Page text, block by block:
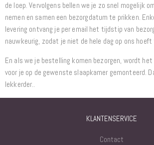
de loep. Vervolgens bellen we je zo snel mogelijk
nemen en samen een bezorgdatum te prikken.
levering ontvang je per email het tijdstip van
nauwkeurig, zodat je niet de hele dag op ons
En als we je bestelling komen bezorgen, wordt het
voor je op de gewenste slaapkamer gemonteerd.
lekkerder..
KLANTENSERVICE
Contact